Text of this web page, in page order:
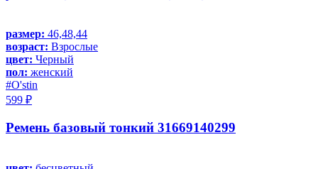
размер: 46,48,44
возраст: Взрослые
цвет: Черный
пол: женский
#O'stin
599 ₽
Ремень базовый тонкий 31669140299